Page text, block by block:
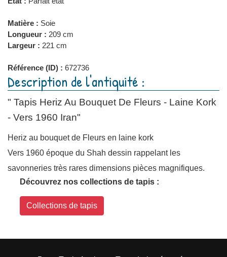
Matière : Soie
Longueur : 209 cm
Largeur : 221 cm
Référence (ID) : 672736
Description de l'antiquité :
" Tapis Heriz Au Bouquet De Fleurs - Laine Kork
- Vers 1960 Iran"
Heriz au bouquet de Fleurs en laine kork
Vers 1960 époque du Shah dessin rappelant les
savonneries très rares dimensions pièces magnifiques.
Découvrez nos collections de tapis :
Collections de tapis